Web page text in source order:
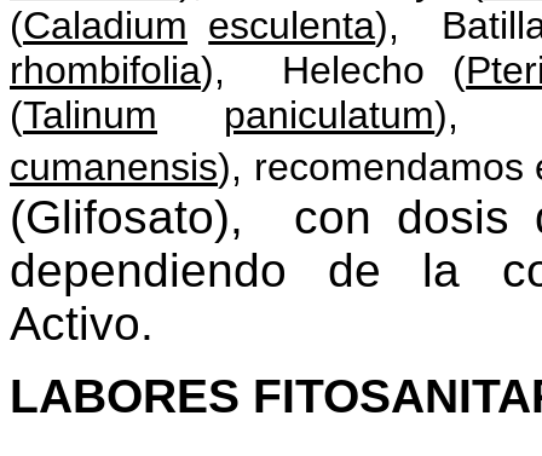
(Caladium esculenta),
rhombifolia), Helecho (
(Talinum paniculatum),
cumanensis),
(Glifosato), con
dependiendo de la
Activo.
LABORES